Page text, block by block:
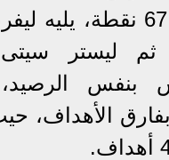
ثم ليستر
بنفس
الأهداف،